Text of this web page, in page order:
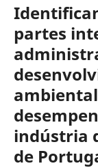
partes
indústria
de